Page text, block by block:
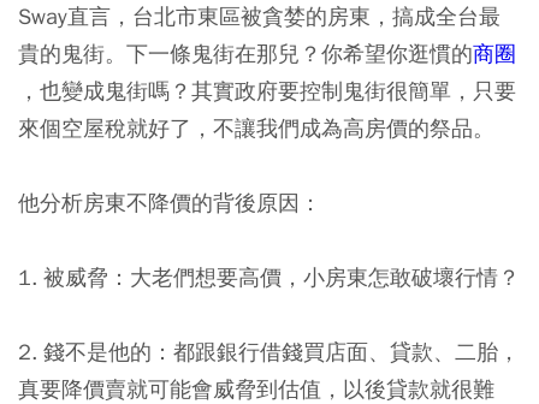
Sway直言，台北市東區被貪婪的房東，搞成全台最
貴的鬼街。下一條鬼街在那兒？你希望你逛慣的商圈
，也變成鬼街嗎？其實政府要控制鬼街很簡單，只要
來個空屋稅就好了，不讓我們成為高房價的祭品。
他分析房東不降價的背後原因：
1. 被威脅：大老們想要高價，小房東怎敢破壞行情？
2. 錢不是他的：都跟銀行借錢買店面、貸款、二胎，
真要降價賣就可能會威脅到估值，以後貸款就很難